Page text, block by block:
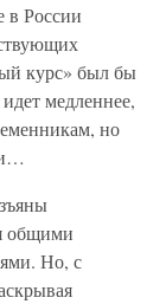
в России
курс» был бы
медленнее,
но
общими
Но, с